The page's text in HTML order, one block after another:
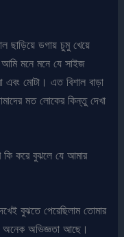
ছাড়িয়ে ডগায় চুমু খেয়ে
মনে মনে যে সাইজ
এবং মোটা। এত বিশাল বাড়া
মত লোকের কিন্তু দেখা
কি করে বুঝলে যে আমার
বুঝতে পেরেছিলাম তোমার
অনেক অভিজ্ঞতা আছে।